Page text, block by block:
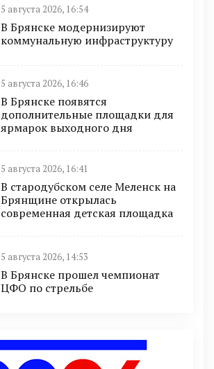
5 августа 2026, 16:54
В Брянске модернизируют
коммунальную инфраструктуру
5 августа 2026, 16:46
В Брянске появятся
дополнительные площадки для
ярмарок выходного дня
5 августа 2026, 16:41
В стародубском селе Меленск на
Брянщине открылась
современная детская площадка
5 августа 2026, 14:53
В Брянске прошел чемпионат
ЦФО по стрельбе